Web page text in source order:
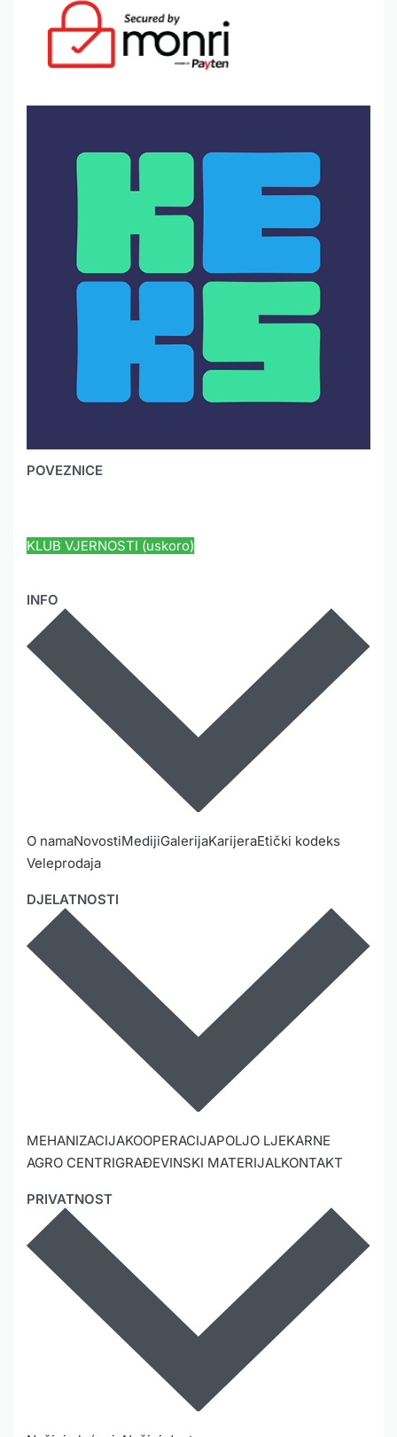
DJELATNOSTI
MEHANIZACIJAKOOPERACIJAPOLJO LJEKARNE
AGRO CENTRIGRAĐEVINSKI MATERIJALKONTAKT
PRIVATNOST
INFO
O namaNovostiMedijiGalerijaKarijeraEtički kodeks
Veleprodaja
POVEZNICE
KLUB VJERNOSTI (uskoro)